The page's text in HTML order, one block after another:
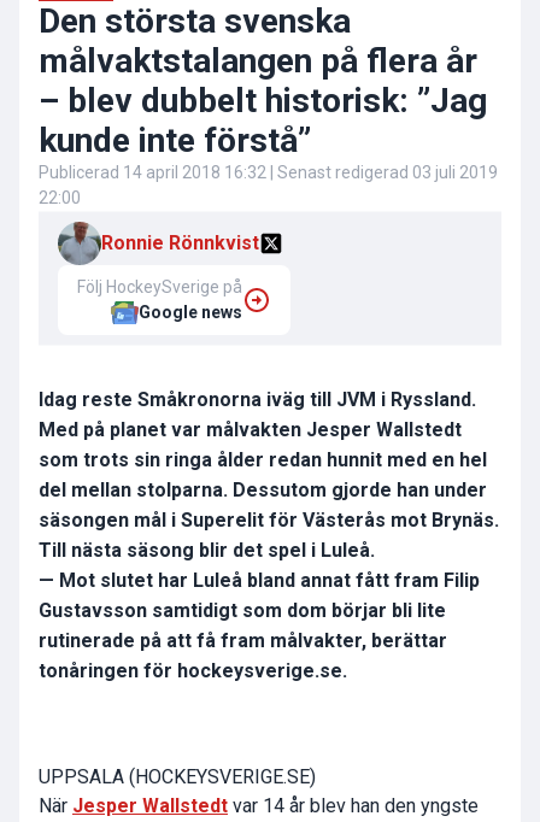
Den största svenska
målvaktstalangen på flera år
– blev dubbelt historisk: ”Jag
kunde inte förstå”
Publicerad 14 april 2018 16:32 | Senast redigerad 03 juli 2019
22:00
Ronnie Rönnkvist
Följ HockeySverige på
Google news
Idag reste Småkronorna iväg till JVM i Ryssland.
Med på planet var målvakten Jesper Wallstedt
som trots sin ringa ålder redan hunnit med en hel
del mellan stolparna. Dessutom gjorde han under
säsongen mål i Superelit för Västerås mot Brynäs.
Till nästa säsong blir det spel i Luleå.
— Mot slutet har Luleå bland annat fått fram Filip
Gustavsson samtidigt som dom börjar bli lite
rutinerade på att få fram målvakter, berättar
tonåringen för hockeysverige.se.
UPPSALA (HOCKEYSVERIGE.SE)
När Jesper Wallstedt var 14 år blev han den yngste